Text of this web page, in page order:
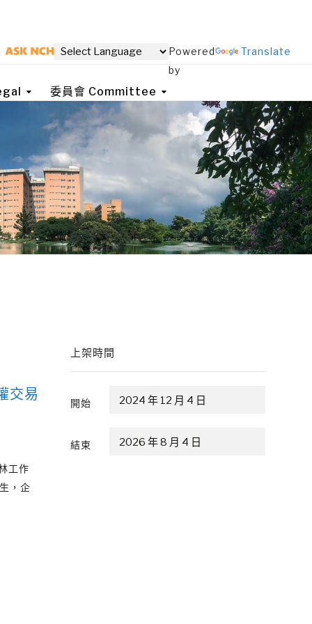
Powered
by
Translate
委員會 Committee
交易
工作
，企
上架時間
開始
結束